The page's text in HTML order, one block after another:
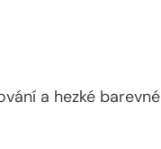
a hezké